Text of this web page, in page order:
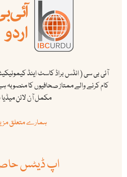
آئی بی سی ( انڈس براڈ کاسٹ اینڈ
کام کرنے والے ممتاز صحافیوں کا منصوبہ
مکمل آن لائن
ہمارے متعلق
اپ ڈیٹس